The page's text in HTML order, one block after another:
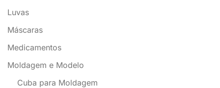
Luvas
Máscaras
Medicamentos
Moldagem e Modelo
Cuba para Moldagem